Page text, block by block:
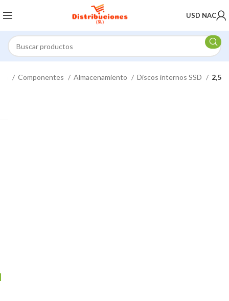
USD NAC
Componentes Almacenamiento Discos internos SSD 2,5